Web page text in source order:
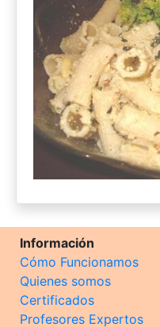
Información
Cómo Funcionamos
Quienes somos
Certificados
Profesores Expertos